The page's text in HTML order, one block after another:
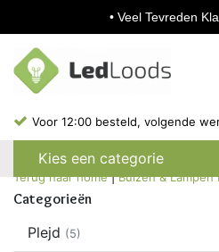
Voor 12:00 besteld, volgende
Kies een categorie
Terug naar home|Buizen & Lampen
Categorieën
Plejd (5)
• Veel Tevreden